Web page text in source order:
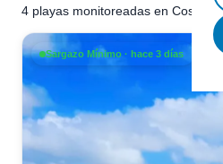
4 playas monitoreadas en Costa
Sargazo Mínimo · hace 3 días